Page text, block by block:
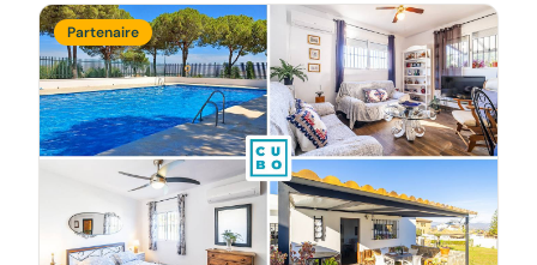
Partenaire